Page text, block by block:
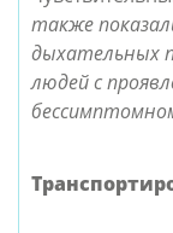
также
дыхательных
людей с